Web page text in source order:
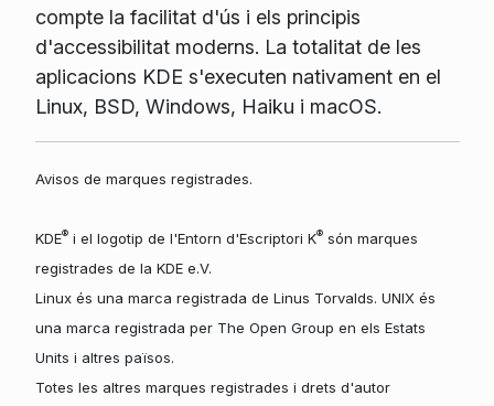
compte la facilitat d'ús i els principis
d'accessibilitat moderns. La totalitat de les
aplicacions KDE s'executen nativament en el
Linux, BSD, Windows, Haiku i macOS.
Avisos de marques registrades.
KDE®i el logotip de l'Entorn d'Escriptori K®són marques
registrades de la KDE e.V.
Linux és una marca registrada de Linus Torvalds. UNIX és
una marca registrada per The Open Group en els Estats
Units i altres països.
Totes les altres marques registrades i drets d'autor